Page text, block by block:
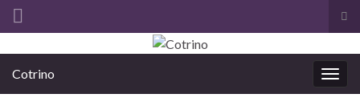
el
la
Cotrino